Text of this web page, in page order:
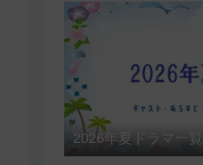
2026年夏ドラマ一覧